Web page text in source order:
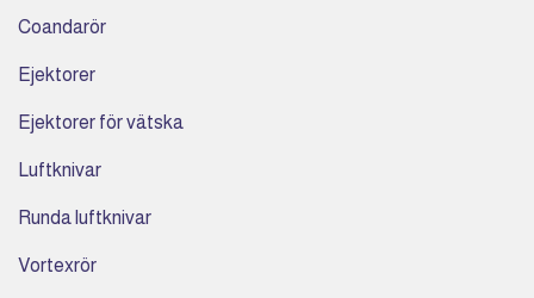
Coandarör
Ejektorer
Ejektorer för vätska
Luftknivar
Runda luftknivar
Vortexrör